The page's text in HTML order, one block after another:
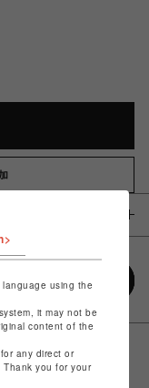
using the
it may not be
content of the
any direct or
Thank you for your